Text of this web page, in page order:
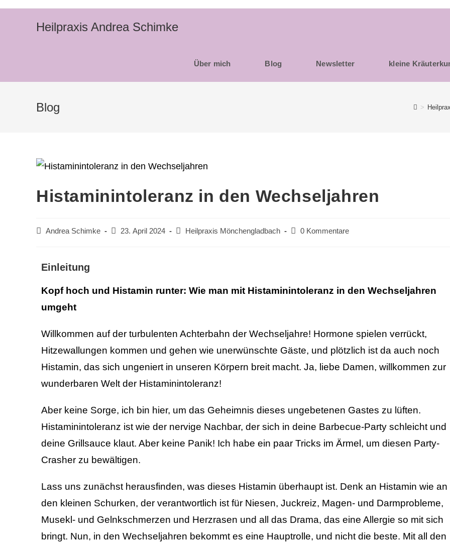
Heilpraxis Andrea Schimke
Über mich Blog Newsletter kleine
Blog >
Histaminintoleranz in den Wechseljahren
Andrea Schimke 23. April 2024 Heilpraxis Mönchengladbach 0 Kommentare
Einleitung
Kopf hoch und Histamin runter: Wie man mit Histaminintoleranz in den Wechseljahren
umgeht
Willkommen auf der turbulenten Achterbahn der Wechseljahre! Hormone spielen verrückt,
Hitzewallungen kommen und gehen wie unerwünschte Gäste, und plötzlich ist da auch noch
Histamin, das sich ungeniert in unseren Körpern breit macht. Ja, liebe Damen, willkommen zur
wunderbaren Welt der Histaminintoleranz!
Aber keine Sorge, ich bin hier, um das Geheimnis dieses ungebetenen Gastes zu lüften.
Histaminintoleranz ist wie der nervige Nachbar, der sich in deine Barbecue-Party schleicht und
deine Grillsauce klaut. Aber keine Panik! Ich habe ein paar Tricks im Ärmel, um diesen Party-
Crasher zu bewältigen.
Lass uns zunächst herausfinden, was dieses Histamin überhaupt ist. Denk an Histamin wie an
den kleinen Schurken, der verantwortlich ist für Niesen, Juckreiz, Magen- und Darmprobleme,
Musekl- und Gelnkschmerzen und Herzrasen und all das Drama, das eine Allergie so mit sich
bringt. Nun, in den Wechseljahren bekommt es eine Hauptrolle, und nicht die beste. Mit all den